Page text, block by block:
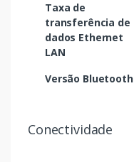
Taxa de
transferência de
dados Ethernet
LAN
Versão Bluetooth
Conectividade